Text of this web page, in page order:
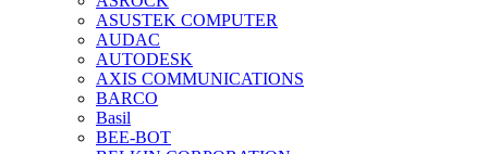
ASUSTEK COMPUTER
AUDAC
AUTODESK
AXIS COMMUNICATIONS
BARCO
Basil
BEE-BOT